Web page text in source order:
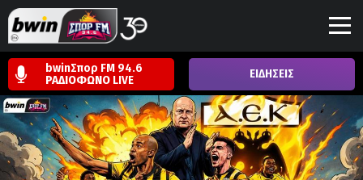
bwinΣπορ FM 94.6
ΡΑΔΙΟΦΩΝΟ LIVE ΕΙΔΗΣΕΙΣ